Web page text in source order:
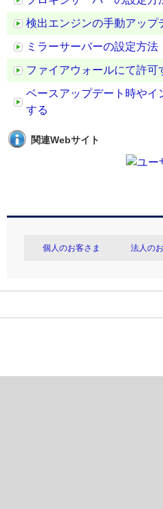
検出エンジンの手動アップ
ミラーサーバーの設定方法
ファイアウォールにて許
ベースアップデート時や
する
関連Webサイト
個人のお客さま 法人の